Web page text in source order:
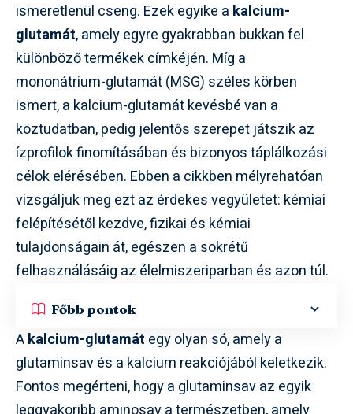
ismeretlenül cseng. Ezek egyike a kalcium-
glutamát, amely egyre gyakrabban bukkan fel
különböző termékek címkéjén. Míg a
mononátrium-glutamát (MSG) széles körben
ismert, a kalcium-glutamát kevésbé van a
köztudatban, pedig jelentős szerepet játszik az
ízprofilok finomításában és bizonyos táplálkozási
célok elérésében. Ebben a cikkben mélyrehatóan
vizsgáljuk meg ezt az érdekes vegyületet: kémiai
felépítésétől kezdve, fizikai és kémiai
tulajdonságain át, egészen a sokrétű
felhasználásáig az élelmiszeriparban és azon túl.
Főbb pontok
Akalcium-glutamát egy olyan só, amely a
glutaminsav és a kalcium reakciójából keletkezik.
Fontos megérteni, hogy a glutaminsav az egyik